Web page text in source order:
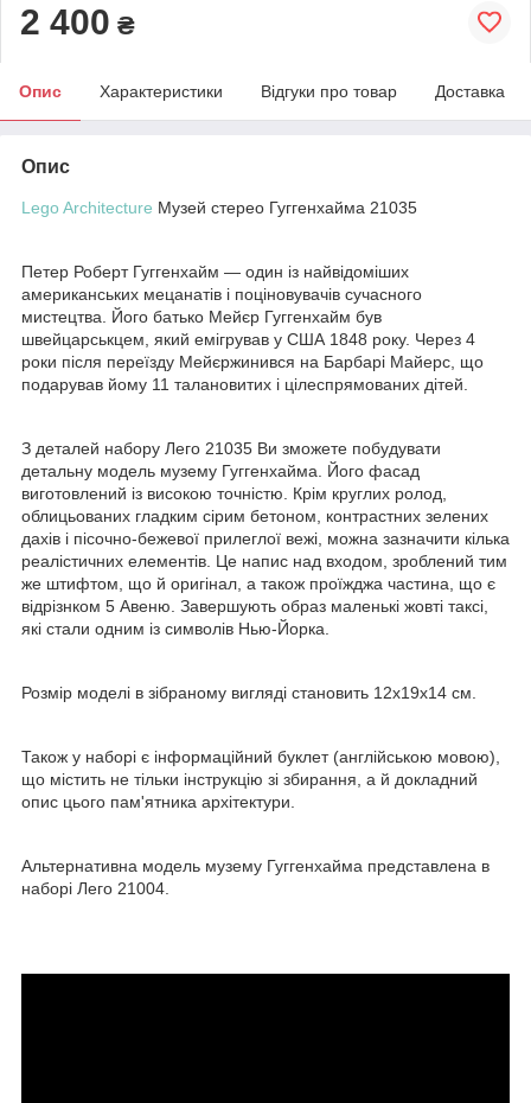
2 400 ₴
Опис Характеристики Відгуки про товар Доставка
Опис
Lego Architecture Музей стерео Гуггенхайма 21035
Петер Роберт Гуггенхайм — один із найвідоміших
американських мецанатів і поціновувачів сучасного
мистецтва. Його батько Мейєр Гуггенхайм був
швейцарськцем, який емігрував у США 1848 року. Через 4
роки після переїзду Мейєржинився на Барбарі Майерс, що
подарував йому 11 талановитих і цілеспрямованих дітей.
З деталей набору Лего 21035 Ви зможете побудувати
детальну модель музему Гуггенхайма. Його фасад
виготовлений із високою точністю. Крім круглих ролод,
облицьованих гладким сірим бетоном, контрастних зелених
дахів і пісочно-бежевої прилеглої вежі, можна зазначити кілька
реалістичних елементів. Це напис над входом, зроблений тим
же штифтом, що й оригінал, а також проїжджа частина, що є
відрізнком 5 Авеню. Завершують образ маленькі жовті таксі,
які стали одним із символів Нью-Йорка.
Розмір моделі в зібраному вигляді становить 12х19х14 см.
Також у наборі є інформаційний буклет (англійською мовою),
що містить не тільки інструкцію зі збирання, а й докладний
опис цього пам'ятника архітектури.
Альтернативна модель музему Гуггенхайма представлена в
наборі Лего 21004.